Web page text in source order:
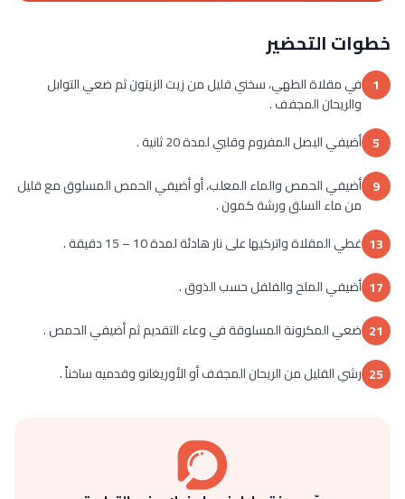
خطوات التحضير
1 في مقلاة الطهي، سخني قليل من زيت الزيتون ثم ضعي التوابل
والريحان المجفف .
5 أضيفي البصل المفروم وقلبي لمدة 20 ثانية .
9 أضيفي الحمص والماء المعلب، أو أضيفي الحمص المسلوق مع قليل
من ماء السلق ورشة كمون .
13 غطي المقلاة واتركيها على نار هادئة لمدة 10 – 15 دقيقة .
17 أضيفي الملح والفلفل حسب الذوق .
21 ضعي المكرونة المسلوقة في وعاء التقديم ثم أضيفي الحمص .
25 رشي القليل من الريحان المجفف أو الأوريغانو وقدميه ساخناً .